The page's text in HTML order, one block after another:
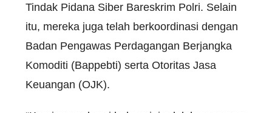
Tindak Pidana Siber Bareskrim Polri. Selain
itu, mereka juga telah berkoordinasi dengan
Badan Pengawas Perdagangan Berjangka
Komoditi (Bappebti) serta Otoritas Jasa
Keuangan (OJK).